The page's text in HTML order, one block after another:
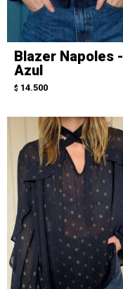
Blazer Napoles -
Azul
$ 14.500